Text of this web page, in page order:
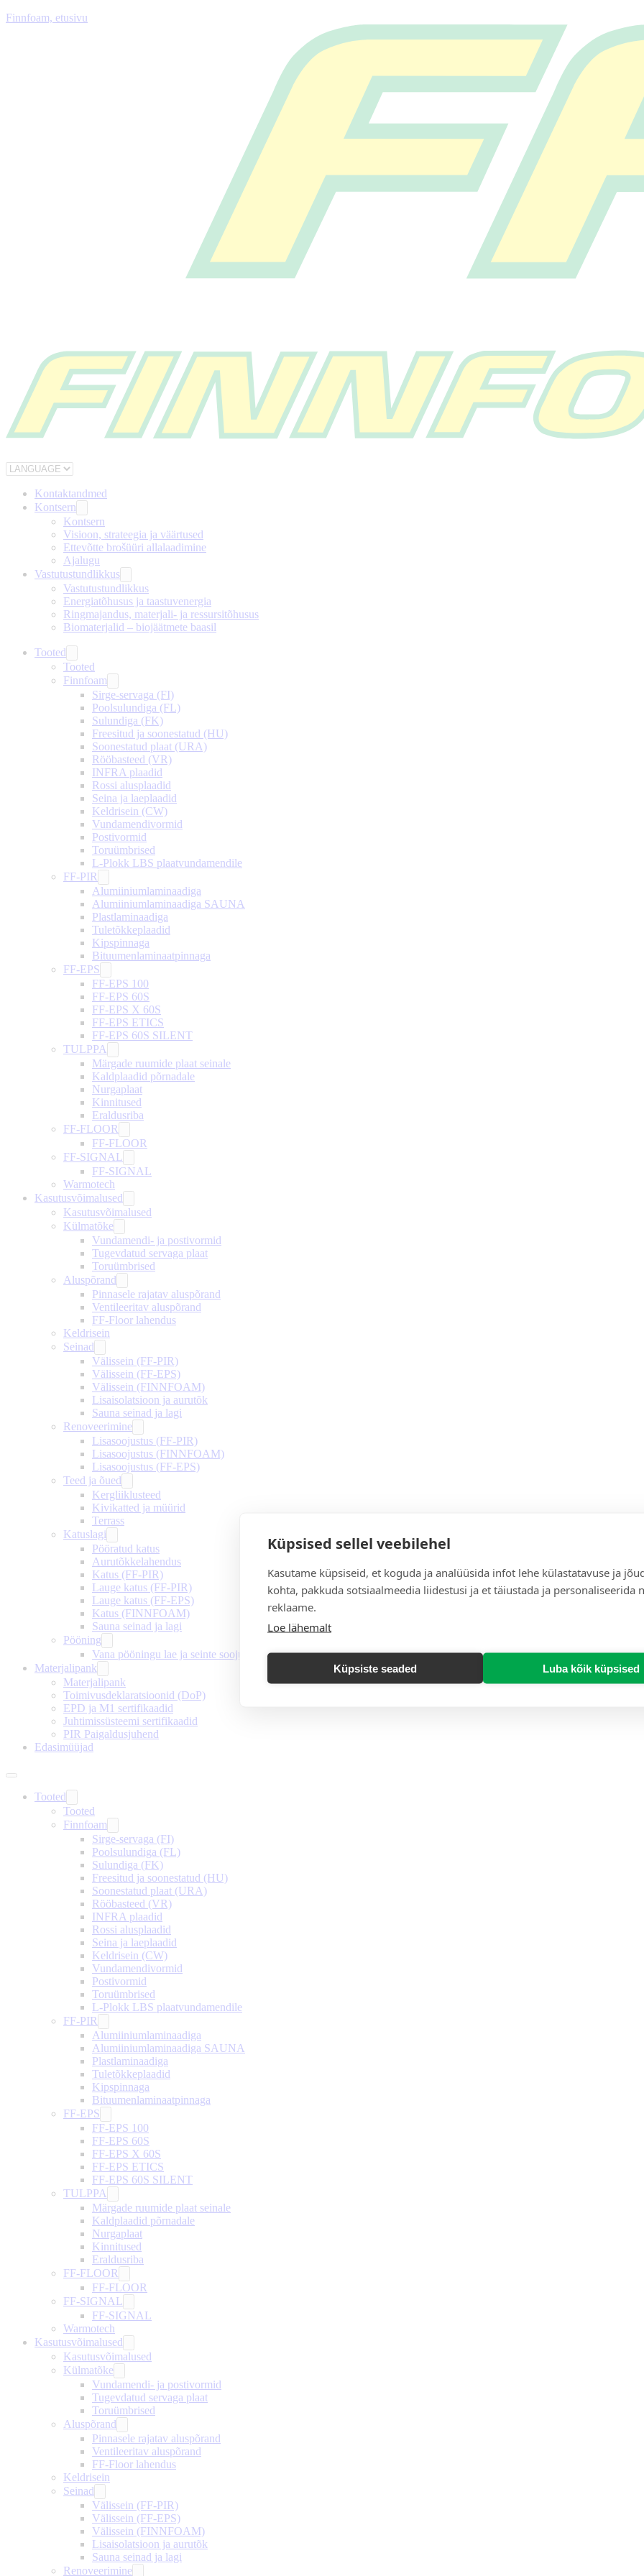
Küpsised sellel veebilehel
Kasutame küpsiseid, et koguda ja analüüsida infot lehe külastatavuse ja
kohta, pakkuda sotsiaalmeedia liidestusi ja et täiustada ja personaliseerida
reklaame.
Loe lähemalt
Küpsiste seaded Luba kõik küpsised
Finnfoam, etusivu
Kontaktandmed
Kontsern
Kontsern
Visioon, strateegia ja väärtused
Ettevõtte brošüüri allalaadimine
Ajalugu
Vastutustundlikkus
Vastutustundlikkus
Energiatõhusus ja taastuvenergia
Ringmajandus, materjali- ja ressursitõhusus
Biomaterjalid – biojäätmete baasil
Tooted
Tooted
Finnfoam
Sirge-servaga (FI)
Poolsulundiga (FL)
Sulundiga (FK)
Freesitud ja soonestatud (HU)
Soonestatud plaat (URA)
Rööbasteed (VR)
INFRA plaadid
Rossi alusplaadid
Seina ja laeplaadid
Keldrisein (CW)
Vundamendivormid
Postivormid
Toruümbrised
L-Plokk LBS plaatvundamendile
FF-PIR
Alumiiniumlaminaadiga
Alumiiniumlaminaadiga SAUNA
Plastlaminaadiga
Tuletõkkeplaadid
Kipspinnaga
Bituumenlaminaatpinnaga
FF-EPS
FF-EPS 100
FF-EPS 60S
FF-EPS X 60S
FF-EPS ETICS
FF-EPS 60S SILENT
TULPPA
Märgade ruumide plaat seinale
Kaldplaadid põrnadale
Nurgaplaat
Kinnitused
Eraldusriba
FF-FLOOR
FF-FLOOR
FF-SIGNAL
FF-SIGNAL
Warmotech
Kasutusvõimalused
Kasutusvõimalused
Külmatõke
Vundamendi- ja postivormid
Tugevdatud servaga plaat
Toruümbrised
Aluspõrand
Pinnasele rajatav aluspõrand
Ventileeritav aluspõrand
FF-Floor lahendus
Keldrisein
Seinad
Välissein (FF-PIR)
Välissein (FF-EPS)
Välissein (FINNFOAM)
Lisaisolatsioon ja aurutõk
Sauna seinad ja lagi
Renoveerimine
Lisasoojustus (FF-PIR)
Lisasoojustus (FINNFOAM)
Lisasoojustus (FF-EPS)
Teed ja õued
Kergliiklusteed
Kivikatted ja müürid
Terrass
Katuslagi
Pööratud katus
Aurutõkkelahendus
Katus (FF-PIR)
Lauge katus (FF-PIR)
Lauge katus (FF-EPS)
Katus (FINNFOAM)
Sauna seinad ja lagi
Pööning
Vana pööningu lae ja seinte soojustamine
Materjalipank
Materjalipank
Toimivusdeklaratsioonid (DoP)
EPD ja M1 sertifikaadid
Juhtimissüsteemi sertifikaadid
PIR Paigaldusjuhend
Edasimüüjad
Tooted
Tooted
Finnfoam
Sirge-servaga (FI)
Poolsulundiga (FL)
Sulundiga (FK)
Freesitud ja soonestatud (HU)
Soonestatud plaat (URA)
Rööbasteed (VR)
INFRA plaadid
Rossi alusplaadid
Seina ja laeplaadid
Keldrisein (CW)
Vundamendivormid
Postivormid
Toruümbrised
L-Plokk LBS plaatvundamendile
FF-PIR
Alumiiniumlaminaadiga
Alumiiniumlaminaadiga SAUNA
Plastlaminaadiga
Tuletõkkeplaadid
Kipspinnaga
Bituumenlaminaatpinnaga
FF-EPS
FF-EPS 100
FF-EPS 60S
FF-EPS X 60S
FF-EPS ETICS
FF-EPS 60S SILENT
TULPPA
Märgade ruumide plaat seinale
Kaldplaadid põrnadale
Nurgaplaat
Kinnitused
Eraldusriba
FF-FLOOR
FF-FLOOR
FF-SIGNAL
FF-SIGNAL
Warmotech
Kasutusvõimalused
Kasutusvõimalused
Külmatõke
Vundamendi- ja postivormid
Tugevdatud servaga plaat
Toruümbrised
Aluspõrand
Pinnasele rajatav aluspõrand
Ventileeritav aluspõrand
FF-Floor lahendus
Keldrisein
Seinad
Välissein (FF-PIR)
Välissein (FF-EPS)
Välissein (FINNFOAM)
Lisaisolatsioon ja aurutõk
Sauna seinad ja lagi
Renoveerimine